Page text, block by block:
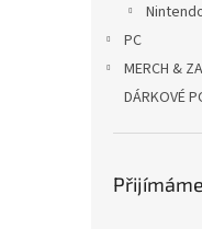
PC
MERCH &
DÁRKOVÉ